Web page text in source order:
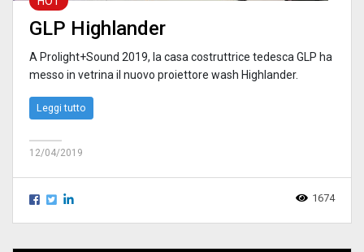
GLP Highlander
A Prolight+Sound 2019, la casa costruttrice tedesca GLP ha
messo in vetrina il nuovo proiettore wash Highlander.
Leggi tutto
12/04/2019
1674